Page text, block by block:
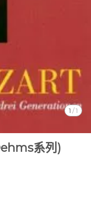
1 /1
系列)